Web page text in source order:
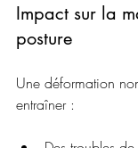
Impact sur la
posture
Une déformation
entraîner :